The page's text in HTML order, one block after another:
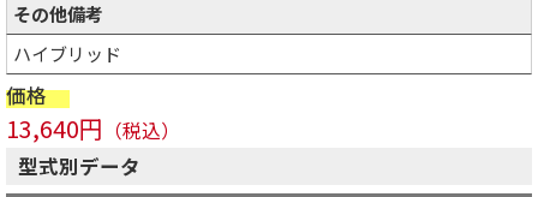
その他備考
ハイブリッド
価格
13,640円 （税込）
型式別データ